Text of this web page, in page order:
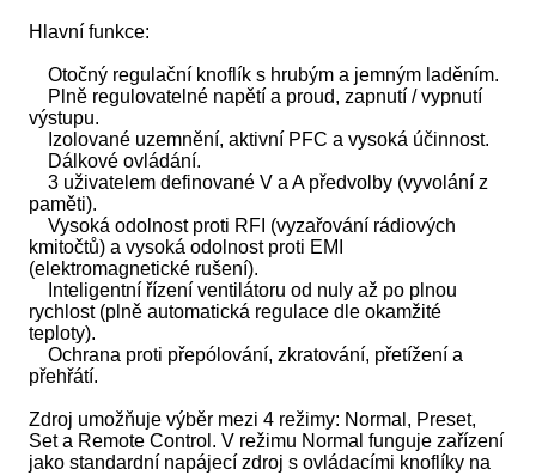
Hlavní funkce:
Otočný regulační knoflík s hrubým a jemným laděním.
Plně regulovatelné napětí a proud, zapnutí / vypnutí
výstupu.
Izolované uzemnění, aktivní PFC a vysoká účinnost.
Dálkové ovládání.
3 uživatelem definované V a A předvolby (vyvolání z
paměti).
Vysoká odolnost proti RFI (vyzařování rádiových
kmitočtů) a vysoká odolnost proti EMI
(elektromagnetické rušení).
Inteligentní řízení ventilátoru od nuly až po plnou
rychlost (plně automatická regulace dle okamžité
teploty).
Ochrana proti přepólování, zkratování, přetížení a
přehřátí.
Zdroj umožňuje výběr mezi 4 režimy: Normal, Preset,
Set a Remote Control. V režimu Normal funguje zařízení
jako standardní napájecí zdroj s ovládacími knoflíky na